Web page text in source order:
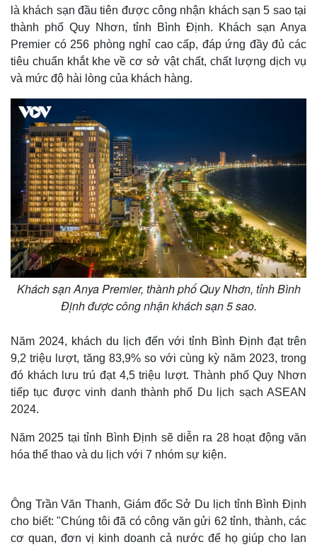
Quan sát
Cuộc sống đó đây
Hồ sơ
Video
Ảnh
E-Magazine
là khách sạn đầu tiên được công nhận khách sạn 5 sao tại
thành phố Quy Nhơn, tỉnh Bình Định. Khách sạn Anya
Premier có 256 phòng nghỉ cao cấp, đáp ứng đầy đủ các
tiêu chuẩn khắt khe về cơ sở vật chất, chất lượng dịch vụ
và mức độ hài lòng của khách hàng.
Khách sạn Anya Premier, thành phố Quy Nhơn, tỉnh Bình
Định được công nhận khách sạn 5 sao.
Năm 2024, khách du lịch đến với tỉnh Bình Định đạt trên
9,2 triệu lượt, tăng 83,9% so với cùng kỳ năm 2023, trong
đó khách lưu trú đạt 4,5 triệu lượt. Thành phố Quy Nhơn
tiếp tục được vinh danh thành phố Du lịch sạch ASEAN
2024.
Năm 2025 tại tỉnh Bình Định sẽ diễn ra 28 hoạt động văn
hóa thể thao và du lịch với 7 nhóm sự kiện.
Ông Trần Văn Thanh, Giám đốc Sở Du lịch tỉnh Bình Định
cho biết: "Chúng tôi đã có công văn gửi 62 tỉnh, thành, các
cơ quan, đơn vị kinh doanh cả nước để họ giúp cho lan